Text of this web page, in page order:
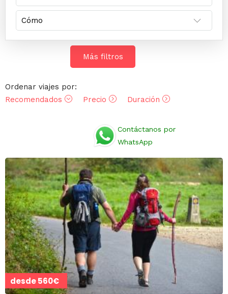
Más filtros
Ordenar viajes por:
Recomendados
Precio Duración
Contáctanos por
WhatsApp
desde560€